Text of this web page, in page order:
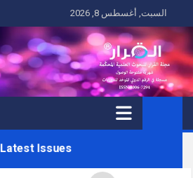
to
content
السبت, أغسطس 8, 2026
Latest Issues